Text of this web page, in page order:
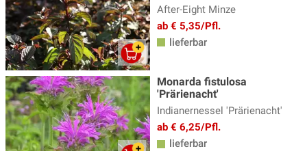
After-Eight Minze
ab € 5,35/Pfl.
lieferbar
Monarda fistulosa
'Prärienacht'
Indianernessel 'Prärienacht'
ab € 6,25/Pfl.
lieferbar